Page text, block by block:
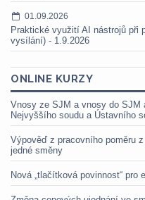
01.09.2026
Praktické využití AI nástrojů při
vysílání) - 1.9.2026
ONLINE KURZY
Vnosy ze SJM a vnosy do SJM
Nejvyššího soudu a Ústavního
Výpověď z pracovního poměru
jedné směny
Nová „tlačítková povinnost“ pro